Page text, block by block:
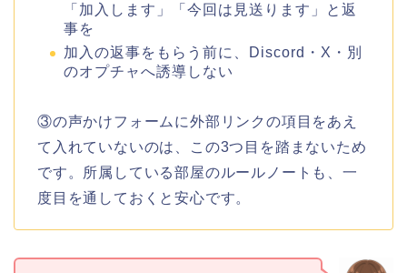
「加入します」「今回は見送ります」と返
事を
加入の返事をもらう前に、Discord・X・別
のオプチャへ誘導しない
③の声かけフォームに外部リンクの項目をあえ
て入れていないのは、この3つ目を踏まないため
です。所属している部屋のルールノートも、一
度目を通しておくと安心です。